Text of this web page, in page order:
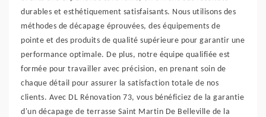
durables et esthétiquement satisfaisants. Nous utilisons des
méthodes de décapage éprouvées, des équipements de
pointe et des produits de qualité supérieure pour garantir une
performance optimale. De plus, notre équipe qualifiée est
formée pour travailler avec précision, en prenant soin de
chaque détail pour assurer la satisfaction totale de nos
clients. Avec DL Rénovation 73, vous bénéficiez de la garantie
d'un décapage de terrasse Saint Martin De Belleville de la